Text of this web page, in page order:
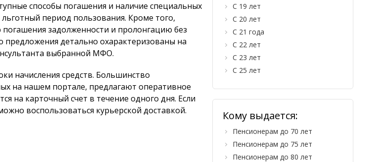
способы погашения и наличие специальных
период пользования. Кроме того,
задолженности и пролонгацию без
предложения детально охарактеризованы на
выбранной МФО.
начисления средств. Большинство
на нашем портале, предлагают оперативное
на карточный счет в течение одного дня. Если
воспользоваться курьерской доставкой.
С 19 лет
С 20 лет
С 21 года
С 22 лет
С 23 лет
С 25 лет
Кому выдается:
Пенсионерам до 70 лет
Пенсионерам до 75 лет
Пенсионерам до 80 лет